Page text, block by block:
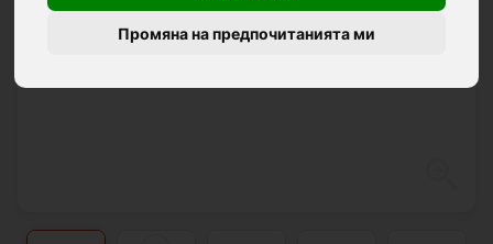
Промяна на предпочитанията ми